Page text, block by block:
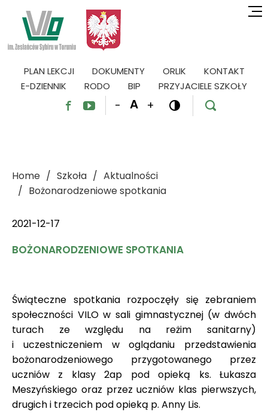
PLAN LEKCJI DOKUMENTY ORLIK
KONTAKT
E-DZIENNIK
RODO BIP PRZYJACIELE SZKOŁY
  - A +  
Home Szkoła
Aktualności
Bożonarodzeniowe spotkania
2021-12-17
BOŻONARODZENIOWE SPOTKANIA
Świąteczne spotkania rozpoczęły się zebraniem
społeczności VILO w sali gimnastycznej (w dwóch
turach ze względu na reżim sanitarny)
i uczestniczeniem w oglądaniu przedstawienia
bożonarodzeniowego przygotowanego przez
uczniów z klasy 2ap pod opieką ks. Łukasza
Meszyńskiego oraz przez uczniów klas pierwszych,
drugich i trzecich pod opieką p. Anny Lis.